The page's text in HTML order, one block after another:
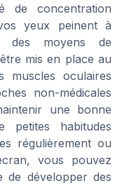
de concentration
yeux peinent à
des moyens de
mis en place au
muscles oculaires
non-médicales
une bonne
petites habitudes
régulièrement ou
vous pouvez
de développer des